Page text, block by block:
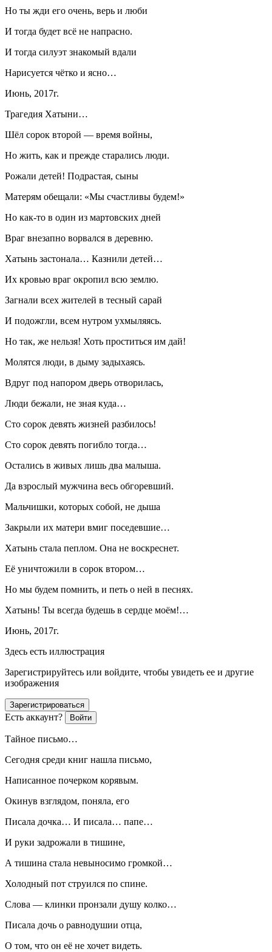
Но ты жди его очень, верь и люби
И тогда будет всё не напрасно.
И тогда силуэт знакомый вдали
Нарисуется чётко и ясно…
Июнь, 2017г.
Трагедия Хатыни…
Шёл сорок второй — время войны,
Но жить, как и прежде старались люди.
Рожали детей! Подрастая, сыны
Матерям обещали: «Мы счастливы будем!»
Но как-то в один из мартовских дней
Враг внезапно ворвался в деревню.
Хатынь застонала… Казнили детей…
Их кровью враг окропил всю землю.
Загнали всех жителей в тесный сарай
И подожгли, всем нутром ухмыляясь.
Но так, же нельзя! Хоть проститься им дай!
Молятся люди, в дыму задыхаясь.
Вдруг под напором дверь отворилась,
Люди бежали, не зная куда…
Сто сорок девять жизней разбилось!
Сто сорок девять погибло тогда…
Остались в живых лишь два малыша.
Да взрослый мужчина весь обгоревший.
Мальчишки, которых собой, не дыша
Закрыли их матери вмиг поседевшие…
Хатынь стала пеплом. Она не воскреснет.
Её уничтожили в сорок втором…
Но мы будем помнить, и петь о ней в песнях.
Хатынь! Ты всегда будешь в сердце моём!…
Июнь, 2017г.
Здесь есть иллюстрация
Зарегистрируйтесь или войдите, чтобы увидеть ее и другие
изображения
Зарегистрироваться
Есть аккаунт? Войти
Тайное письмо…
Сегодня среди книг нашла письмо,
Написанное почерком корявым.
Окинув взглядом, поняла, его
Писала дочка… И писала… папе…
И руки задрожали в тишине,
А тишина стала невыносимо громкой…
Холодный пот струился по спине.
Слова — клинки пронзали душу колко…
Писала дочь о равнодушии отца,
О том, что он её не хочет видеть.